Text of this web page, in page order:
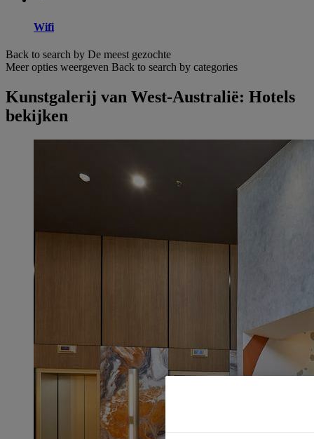
Wifi
Back to search by De meest gezochte
Meer opties weergeven Back to search by categories
Kunstgalerij van West-Australië: Hotels
bekijken